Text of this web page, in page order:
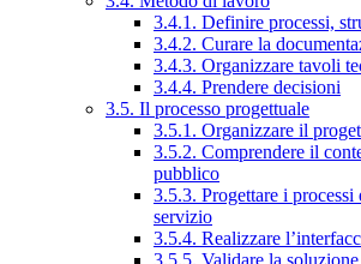
3.4.1. Definire processi,
3.4.2. Curare la
3.4.3. Organizzare tavoli
3.4.4. Prendere decisioni
3.5. Il processo progettuale
3.5.1. Organizzare il
3.5.2. Comprendere il
pubblico
3.5.3. Progettare i processi
servizio
3.5.4. Realizzare
3.5.5. Validare la soluzione